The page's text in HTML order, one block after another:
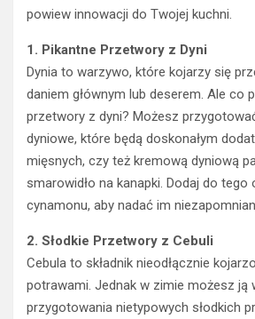
powiew innowacji do Twojej kuchni.
1. Pikantne Przetwory z Dyni
Dynia to warzywo, które kojarzy się
daniem głównym lub deserem. Ale co
przetwory z dyni? Możesz
dyniowe, które będą doskonałym
mięsnych, czy też kremową dyniową
smarowidło na kanapki. Dodaj do tego
cynamonu, aby nadać im
2. Słodkie Przetwory z Cebuli
Cebula to składnik nieodłącznie
potrawami. Jednak w zimie możesz ją
przygotowania nietypowych słodkich